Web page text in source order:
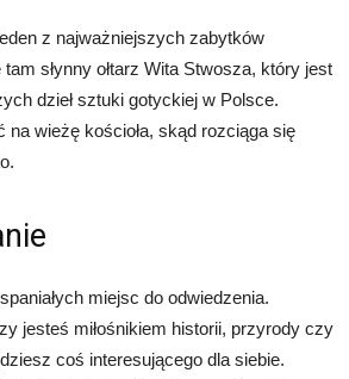
z najważniejszych zabytków
słynny ołtarz Wita Stwosza, który jest
dzieł sztuki gotyckiej w Polsce.
na wieżę kościoła, skąd rozciąga się
miejsc do odwiedzenia.
jesteś miłośnikiem historii, przyrody czy
coś interesującego dla siebie.